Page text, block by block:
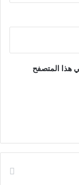
هذا المتصفح